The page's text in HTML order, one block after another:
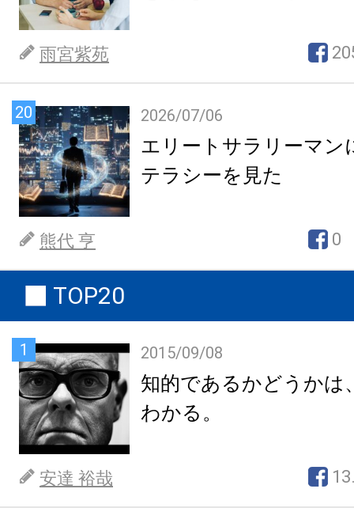
雨宮紫苑
20 2026/07/06
エリートサラリーマン
テラシーを見た
熊代 亨 0
TOP20
1 2015/09/08
知的であるかどうかは
わかる。
安達 裕哉